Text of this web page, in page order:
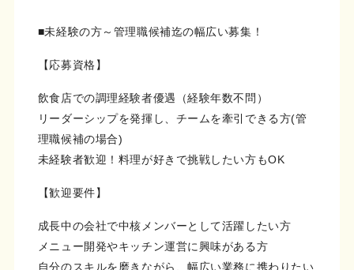
■未経験の方～管理職候補迄の幅広い募集！
【応募資格】
飲食店での調理経験者優遇（経験年数不問）
リーダーシップを発揮し、チームを牽引できる方(管
理職候補の場合)
未経験者歓迎！料理が好きで挑戦したい方もOK
【歓迎要件】
成長中の会社で中核メンバーとして活躍したい方
メニュー開発やキッチン運営に興味がある方
自分のスキルを磨きながら、幅広い業務に携わりたい